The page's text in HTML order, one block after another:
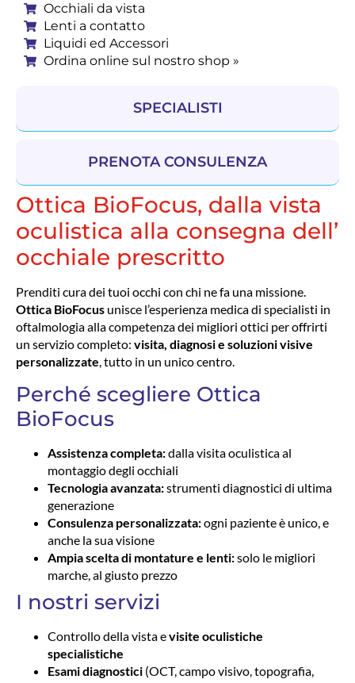
SPECIALISTI
PRENOTA CONSULENZA
Occhiali da vista
Lenti a contatto
Liquidi ed Accessori
Ordina online sul nostro shop »
Ottica BioFocus, dalla vista
oculistica alla consegna dell’
occhiale prescritto
Prenditi cura dei tuoi occhi con chi ne fa una missione.
Ottica BioFocus unisce l’esperienza medica di specialisti in
oftalmologia alla competenza dei migliori ottici per offrirti
un servizio completo: visita, diagnosi e soluzioni visive
personalizzate, tutto in un unico centro.
Perché scegliere Ottica
BioFocus
Assistenza completa:dalla visita oculistica al
montaggio degli occhiali
Tecnologia avanzata:strumenti diagnostici di ultima
generazione
Consulenza personalizzata:ogni paziente è unico, e
anche la sua visione
Ampia scelta di montature e lenti:solo le migliori
marche, al giusto prezzo
I nostri servizi
Controllo della vista evisite oculistiche
specialistiche
Esami diagnostici (OCT, campo visivo, topografia,